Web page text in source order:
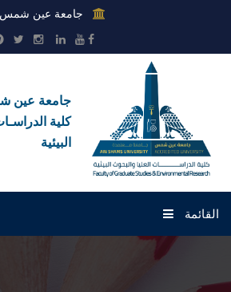
جامعة عين شمس
جامعة عين
كلية
البيئية
القائمة